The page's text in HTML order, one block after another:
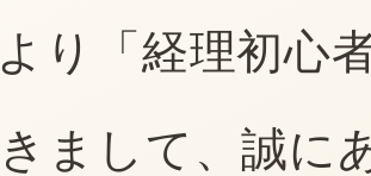
り「経理初心
まして、誠に